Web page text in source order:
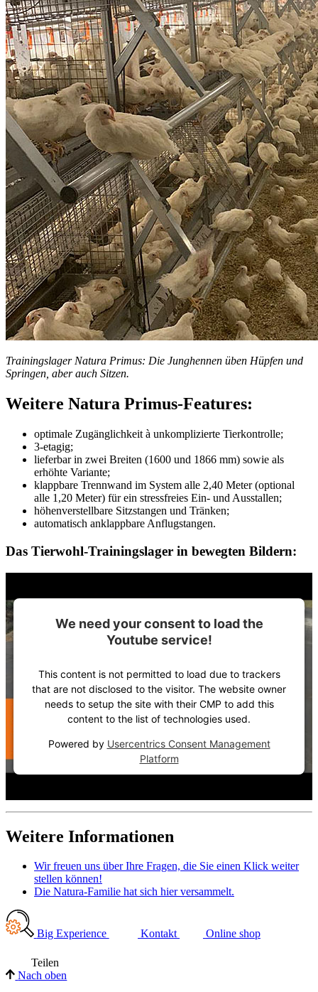
Trainingslager Natura Primus: Die Junghennen üben Hüpfen und
Springen, aber auch Sitzen.
Weitere Natura Primus-Features:
optimale Zugänglichkeit à unkomplizierte Tierkontrolle;
3-etagig;
lieferbar in zwei Breiten (1600 und 1866 mm) sowie als
erhöhte Variante;
klappbare Trennwand im System alle 2,40 Meter (optional
alle 1,20 Meter) für ein stressfreies Ein- und Ausstallen;
höhenverstellbare Sitzstangen und Tränken;
automatisch anklappbare Anflugstangen.
Das Tierwohl-Trainingslager in bewegten Bildern:
We need your consent to load the
Youtube service!
This content is not permitted to load due to trackers
that are not disclosed to the visitor. The website owner
needs to setup the site with their CMP to add this
content to the list of technologies used.
Powered by Usercentrics Consent Management
Platform
Weitere Informationen
Wir freuen uns über Ihre Fragen, die Sie einen Klick weiter
stellen können!
Die Natura-Familie hat sich hier versammelt.
Big Experience Kontakt Online shop
Teilen
Nach oben